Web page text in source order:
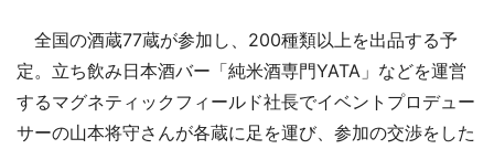
全国の酒蔵77蔵が参加し、200種類以上を出品する予
定。立ち飲み日本酒バー「純米酒専門YATA」などを運営
するマグネティックフィールド社長でイベントプロデュー
サーの山本将守さんが各蔵に足を運び、参加の交渉をした